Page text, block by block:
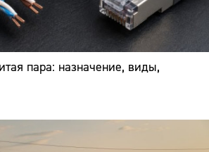
пара: назначение, виды,